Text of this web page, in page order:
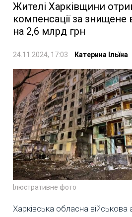
Жителі Харківщини
компенсації за
на 2,6 млрд грн
24.11.2024, 17:03 Катерина Ільїна
Ілюстративне фото
Харківська обласна військова